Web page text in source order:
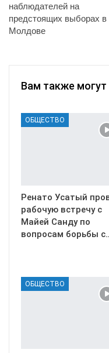
наблюдателей на
предстоящих выборах в
Молдове
Вам также могут
ОБЩЕСТВО
Ренато Усатый
рабочую встречу с
Майей Санду по
вопросам борьбы
ОБЩЕСТВО